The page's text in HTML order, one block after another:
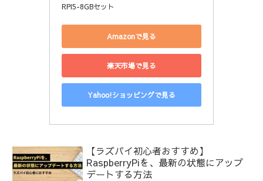
RPI5-8GBセット
Amazonで見る
楽天市場で見る
Yahoo!ショッピングで見る
【ラズパイ初心者おすすめ】
RaspberryPiを、最新の状態にアップ
デートする方法